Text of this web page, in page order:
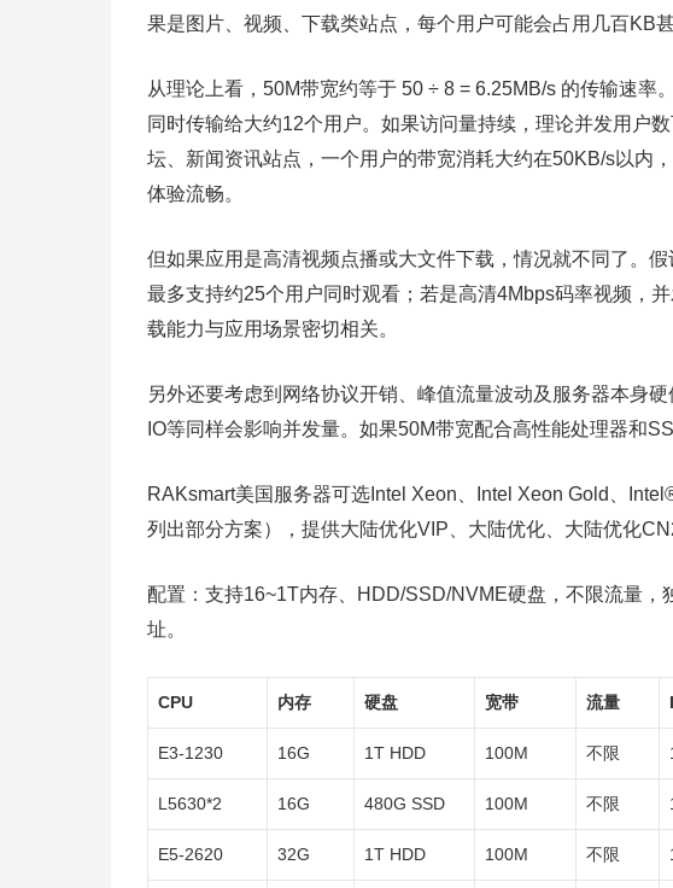
果是图片、视频、下载类站点，每个用户可能会占用几百KB
从理论上看，50M带宽约等于 50 ÷ 8 = 6.25MB/s 的传输速
同时传输给大约12个用户。如果访问量持续，理论并发用户
坛、新闻资讯站点，一个用户的带宽消耗大约在50KB/s以内
体验流畅。
但如果应用是高清视频点播或大文件下载，情况就不同了。
最多支持约25个用户同时观看；若是高清4Mbps码率视频，
载能力与应用场景密切相关。
另外还要考虑到网络协议开销、峰值流量波动及服务器本身
IO等同样会影响并发量。如果50M带宽配合高性能处理器和
RAKsmart美国服务器可选Intel Xeon、Intel Xeon Gold、
列出部分方案），提供大陆优化VIP、大陆优化、大陆优化
配置：支持16~1T内存、HDD/SSD/NVME硬盘，不限流量
址。
CPU 内存 硬盘 宽带 流量
E3-1230 16G 1T HDD 100M 不限
L5630*2 16G 480G SSD 100M 不限
E5-2620 32G 1T HDD 100M 不限